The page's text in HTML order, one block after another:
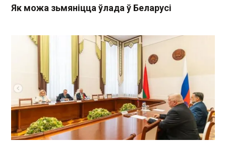
Як можа зьмяніцца ўлада ў Беларусі